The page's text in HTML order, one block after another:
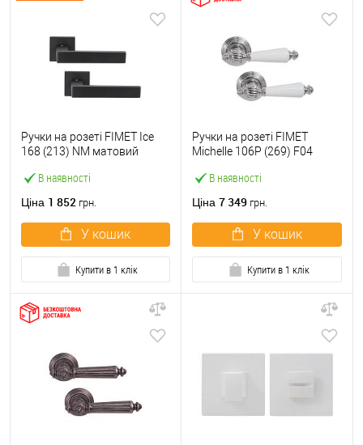
В наявності
Ручки на розеті FIMET Ice
168 (213) NM матовий
Ціна 1 852 грн.
У кошик
Купити в 1 клік
В наявності
Ручки на розеті FIMET
Michelle 106P (269) F04
Ціна 7 349 грн.
У кошик
Купити в 1 клік